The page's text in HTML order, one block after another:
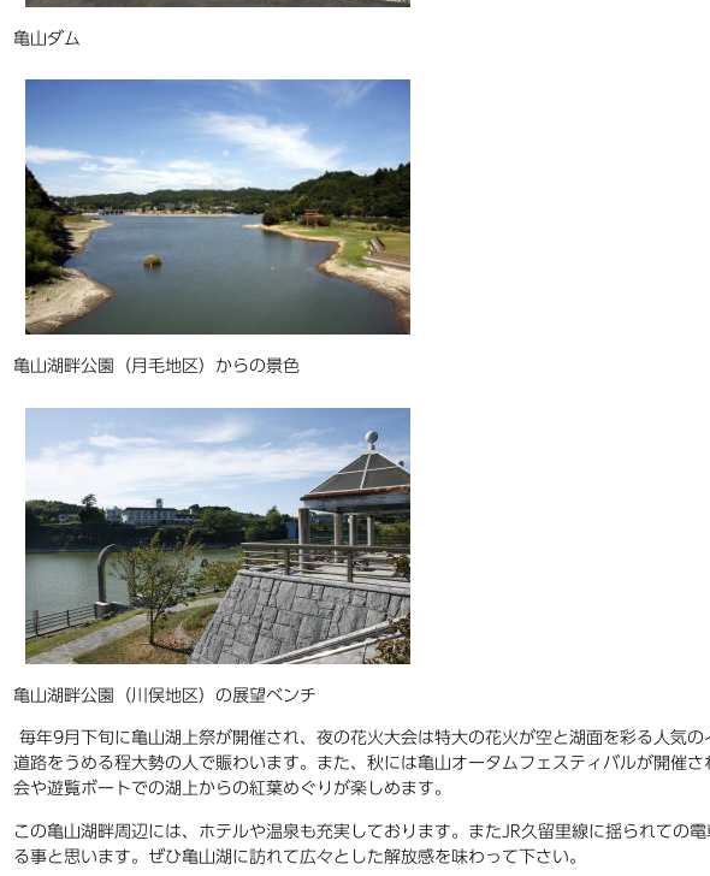
亀山ダム
亀山湖畔公園（月毛地区）からの景色
亀山湖畔公園（川俣地区）の展望ベンチ
毎年9月下旬に亀山湖上祭が開催され、夜の花火大会は特大の花火が空と湖面を彩る人気
道路をうめる程大勢の人で賑わいます。また、秋には亀山オータムフェスティバルが開催
会や遊覧ボートでの湖上からの紅葉めぐりが楽しめます。
この亀山湖畔周辺には、ホテルや温泉も充実しております。またJR久留里線に揺られての
る事と思います。ぜひ亀山湖に訪れて広々とした解放感を味わって下さい。